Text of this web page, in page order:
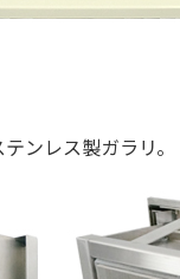
ンレス製ガラリ。